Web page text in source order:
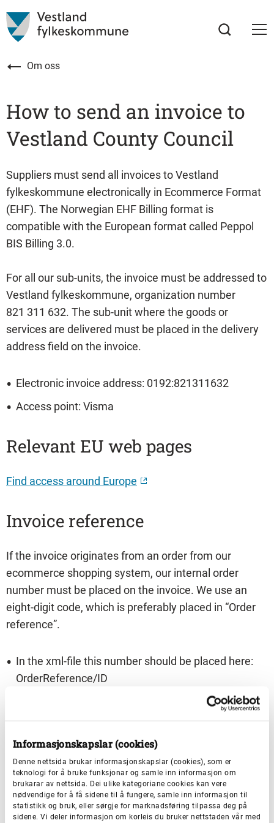
Informasjonskapslar (cookies)
Denne nettsida brukar informasjonskapslar (cookies), som er
teknologi for å bruke funksjonar og samle inn informasjon om
brukarar av nettsida. Dei ulike kategoriane cookies kan vere
nødvendige for å få sidene til å fungere, samle inn informasjon til
statistikk og bruk, eller sørgje for marknadsføring tilpassa deg på
sidene. Vi deler informasjon om korleis du bruker nettstaden vår med
Om oss
How to send an invoice to
Vestland County Council
Suppliers must send all invoices to Vestland
fylkeskommune electronically in Ecommerce Format
(EHF). The Norwegian EHF Billing format is
compatible with the European format called Peppol
BIS Billing 3.0.
For all our sub-units, the invoice must be addressed to
Vestland fylkeskommune, organization number
821 311 632. The sub-unit where the goods or
services are delivered must be placed in the delivery
address field on the invoice.
Electronic invoice address: 0192:821311632
Access point: Visma
Relevant EU web pages
Find access around Europe
Invoice reference
If the invoice originates from an order from our
ecommerce shopping system, our internal order
number must be placed on the invoice. We use an
eight-digit code, which is preferably placed in “Order
reference”.
In the xml-file this number should be placed here:
OrderReference/ID
“Your reference” is a required field in the EHF-
reference. The employee from our organization will
provide this when placing the order.
In the xml-file this number should be placed here:
AccountingCustomerParty/Party/Contact/ID